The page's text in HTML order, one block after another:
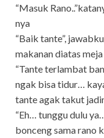
“Masuk
nya
“Baik tante”,
makanan diatas
“Tante terlambat
ngak bisa tidur…
tante agak takut
“Eh… tunggu dulu
bonceng sama rano